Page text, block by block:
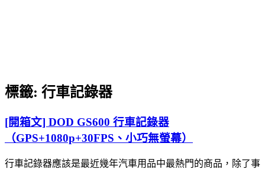
標籤: 行車記錄器
[開箱文] DOD GS600 行車記錄器
（GPS+1080p+30FPS、小巧無螢幕）
行車記錄器應該是最近幾年汽車用品中最熱門的商品，除了事